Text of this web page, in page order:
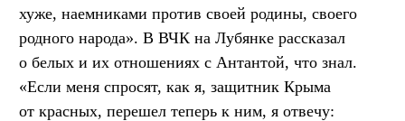
хуже, наемниками против своей родины, своего
родного народа». В ВЧК на Лубянке рассказал
о белых и их отношениях с Антантой, что знал.
«Если меня спросят, как я, защитник Крыма
от красных, перешел теперь к ним, я отвечу: